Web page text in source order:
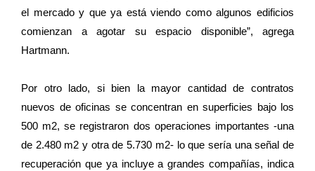
el mercado y que ya está viendo como algunos edificios
comienzan a agotar su espacio disponible”, agrega
Hartmann.
Por otro lado, si bien la mayor cantidad de contratos
nuevos de oficinas se concentran en superficies bajo los
500 m2, se registraron dos operaciones importantes -una
de 2.480 m2 y otra de 5.730 m2- lo que sería una señal de
recuperación que ya incluye a grandes compañías, indica